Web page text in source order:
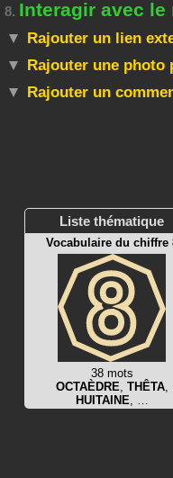
8. Interagir avec le
Rajouter un lien
Rajouter une
Rajouter un
Liste thématique
Vocabulaire du chiffre
38 mots
OCTAÈDRE THÊTA,
HUITAINE